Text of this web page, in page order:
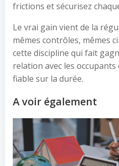
frictions et sécurisez
Le vrai gain vient de la
mêmes contrôles, mêmes
cette discipline qui fait
relation avec les
fiable sur la durée.
A voir également